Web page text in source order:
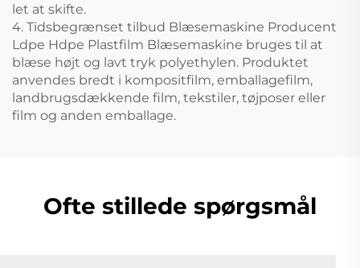
let at skifte.
4. Tidsbegrænset tilbud Blæsemaskine Producent
Ldpe Hdpe Plastfilm Blæsemaskine bruges til at
blæse højt og lavt tryk polyethylen. Produktet
anvendes bredt i kompositfilm, emballagefilm,
landbrugsdækkende film, tekstiler, tøjposer eller
film og anden emballage.
Ofte stillede spørgsmål